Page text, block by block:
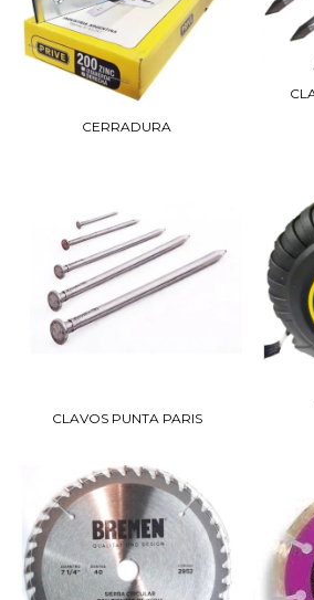
CERRADURA
CLAVOS PUNTA PARIS